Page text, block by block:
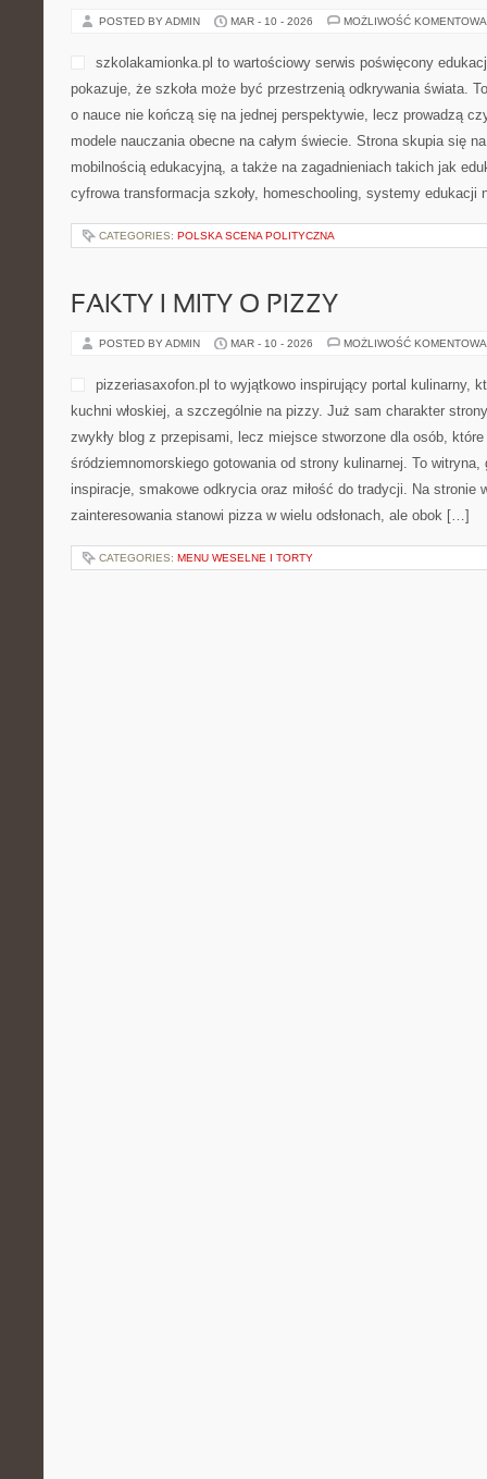
POSTED BY ADMIN MAR - 10 - 2026 MOŻLIWOŚĆ
szkolakamionka.pl to wartościowy serwis poświęcony
pokazuje, że szkoła może być przestrzenią odkrywania świata.
o nauce nie kończą się na jednej perspektywie, lecz prowadzą
modele nauczania obecne na całym świecie. Strona skupia się
mobilnością edukacyjną, a także na zagadnieniach takich jak
cyfrowa transformacja szkoły, homeschooling, systemy
CATEGORIES: POLSKA SCENA POLITYCZNA
FAKTY I MITY O PIZZY
POSTED BY ADMIN MAR - 10 - 2026 MOŻLIWOŚĆ
pizzeriasaxofon.pl to wyjątkowo inspirujący portal kulinarny,
kuchni włoskiej, a szczególnie na pizzy. Już sam charakter
zwykły blog z przepisami, lecz miejsce stworzone dla osób,
śródziemnomorskiego gotowania od strony kulinarnej. To
inspiracje, smakowe odkrycia oraz miłość do tradycji. Na stronie
zainteresowania stanowi pizza w wielu odsłonach, ale obok […]
CATEGORIES: MENU WESELNE I TORTY